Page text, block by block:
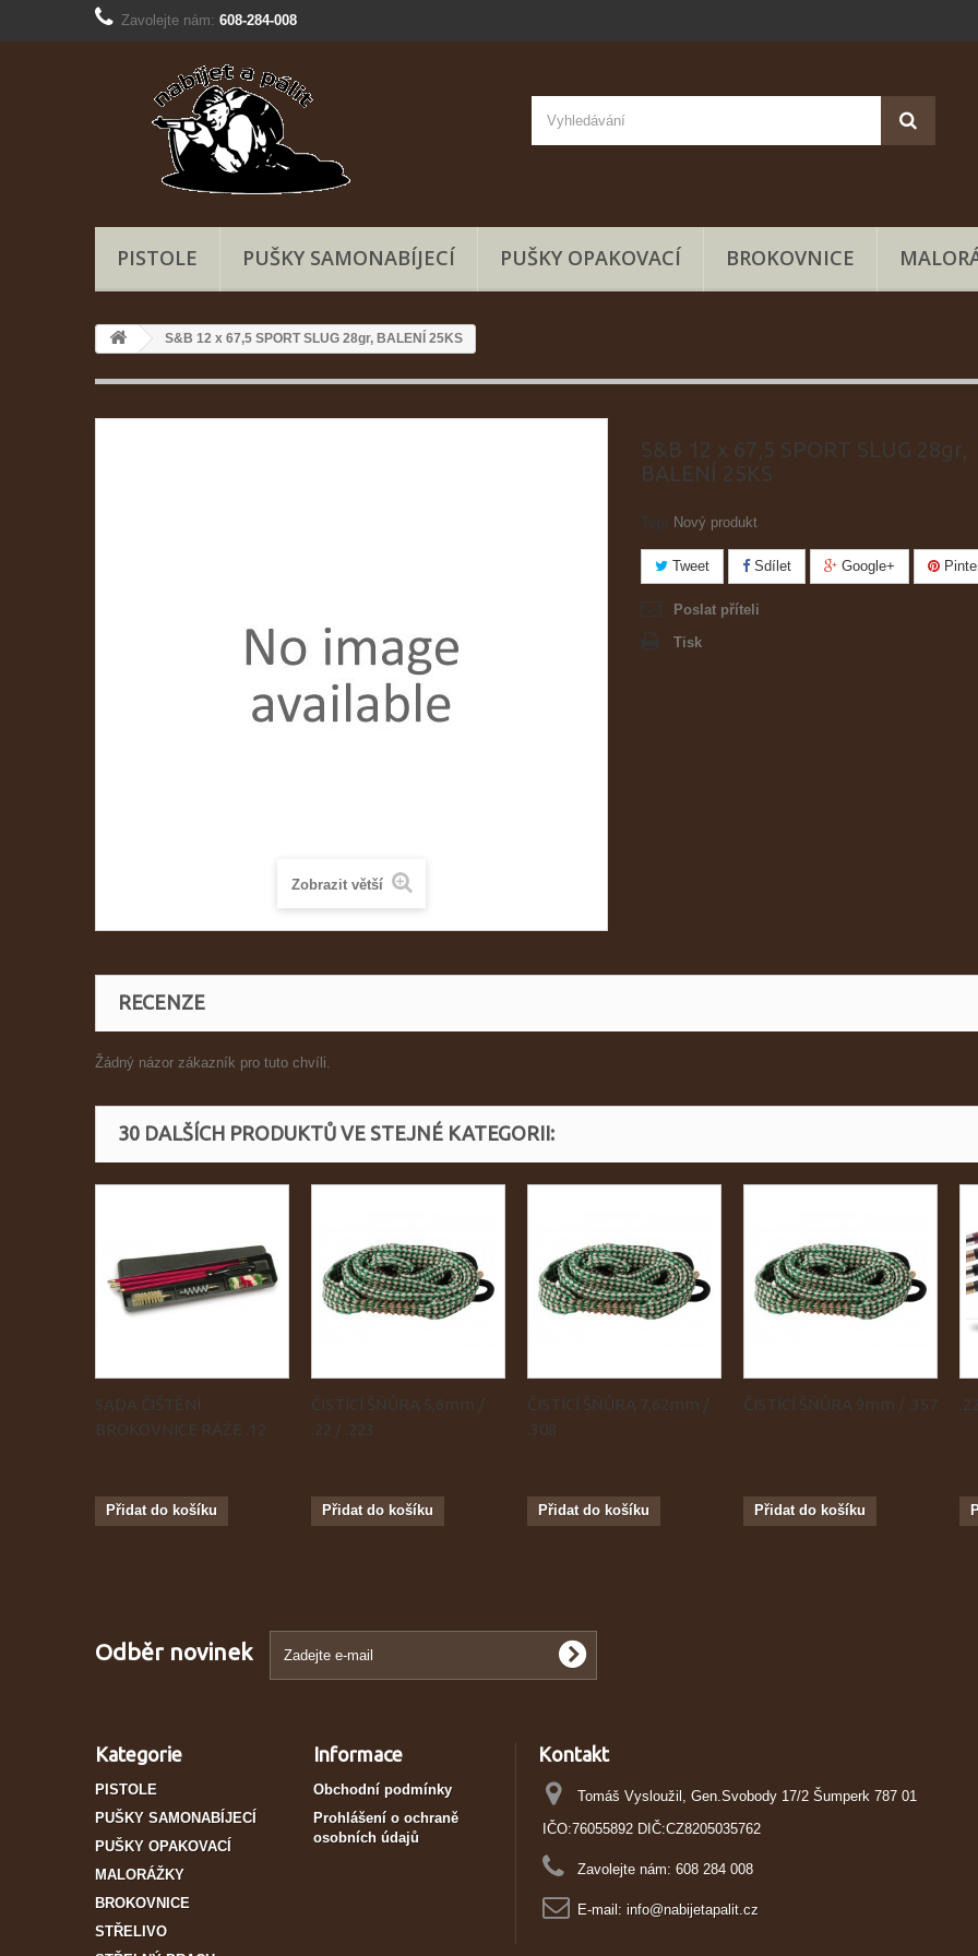
Zavolejte nám: 608-284-008
PISTOLE PUŠKY SAMONABÍJECÍ PUŠKY OPAKOVACÍ BROKOVNICE
S&B 12 x 67,5 SPORT SLUG 28gr, BALENÍ 25KS
Zobrazit větší
S&B 12 x 67,5 SPORT SLUG 28gr,
BALENÍ 25KS
Nový produkt
Tweet Sdílet Google+
Poslat příteli
Tisk
RECENZE
Žádný názor zákazník pro tuto chvíli.
30 DALŠÍCH PRODUKTŮ VE STEJNÉ KATEGORII:
SADA ČIŠTĚNÍ
BROKOVNICE RÁŽE .12
Přidat do košíku
ČISTÍCÍ ŠŇŮRA 5,6mm /
.22 / .223
Přidat do košíku
ČISTÍCÍ ŠŇŮRA 7,62mm /
.308
Přidat do košíku
ČISTÍCÍ ŠŇŮRA 9mm / .357
Přidat do košíku
Odběr novinek
Kategorie
PISTOLE
PUŠKY SAMONABÍJECÍ
PUŠKY OPAKOVACÍ
MALORÁŽKY
BROKOVNICE
STŘELIVO
Informace
Obchodní podmínky
Prohlášení o ochraně
osobních údajů
Kontakt
Tomáš Vysloužil, Gen.Svobody 17/2 Šumperk 787 01
IČO:76055892 DIČ:CZ8205035762
Zavolejte nám: 608 284 008
E-mail: info@nabijetapalit.cz